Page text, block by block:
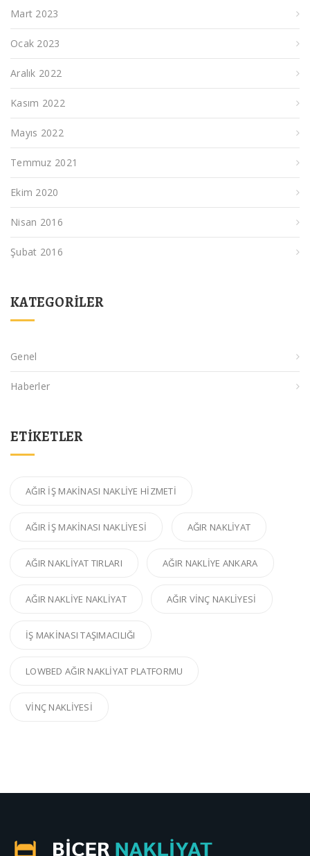
Mart 2023
Ocak 2023
Aralık 2022
Kasım 2022
Mayıs 2022
Temmuz 2021
Ekim 2020
Nisan 2016
Şubat 2016
KATEGORILER
Genel
Haberler
ETIKETLER
AĞIR IŞ MAKINASI NAKLIYE HIZMETI
AĞIR IŞ MAKINASI NAKLIYESI AĞIR NAKLIYAT
AĞIR NAKLIYAT TIRLARI AĞIR NAKLIYE ANKARA
AĞIR NAKLIYE NAKLIYAT AĞIR VINÇ NAKLIYESI
IŞ MAKINASI TAŞIMACILIĞI
LOWBED AĞIR NAKLIYAT PLATFORMU
VINÇ NAKLIYESI